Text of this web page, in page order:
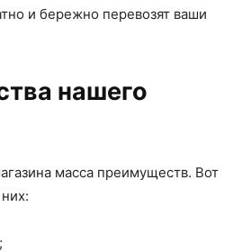
и бережно перевозят ваши
нашего
масса преимуществ. Вот